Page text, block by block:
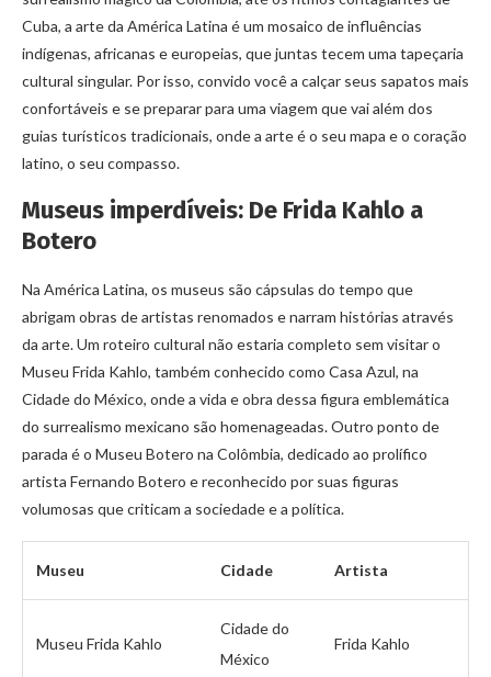
Cuba, a arte da América Latina é um mosaico de influências
indígenas, africanas e europeias, que juntas tecem uma tapeçaria
cultural singular. Por isso, convido você a calçar seus sapatos mais
confortáveis e se preparar para uma viagem que vai além dos
guias turísticos tradicionais, onde a arte é o seu mapa e o coração
latino, o seu compasso.
Museus imperdíveis: De Frida Kahlo a
Botero
Na América Latina, os museus são cápsulas do tempo que
abrigam obras de artistas renomados e narram histórias através
da arte. Um roteiro cultural não estaria completo sem visitar o
Museu Frida Kahlo, também conhecido como Casa Azul, na
Cidade do México, onde a vida e obra dessa figura emblemática
do surrealismo mexicano são homenageadas. Outro ponto de
parada é o Museu Botero na Colômbia, dedicado ao prolífico
artista Fernando Botero e reconhecido por suas figuras
volumosas que criticam a sociedade e a política.
Museu Cidade Artista
Museu Frida Kahlo
Cidade do
México
Frida Kahlo